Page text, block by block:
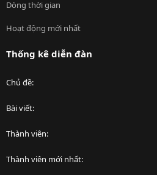
Dòng thời gian
Hoạt động mới nhất
Thống kê diễn đàn
Chủ đề
Bài viết
Thành viên
Thành viên mới nhất